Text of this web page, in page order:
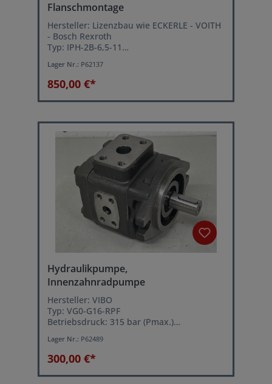
Flanschmontage
Hersteller: Lizenzbau wie ECKERLE - VOITH
- Bosch Rexroth
Typ: IPH-2B-6,5-11
Volumenstrom: ca. 9,5 Liter/min. bei 1450
U/min.
Lager Nr.: P62137
850,00 €*
Hydraulikpumpe,
Innenzahnradpumpe
Hersteller: VIBO
Typ: VG0-G16-RPF
Betriebsdruck: 315 bar (Pmax.)
U/min.
Lager Nr.: P62489
300,00 €*